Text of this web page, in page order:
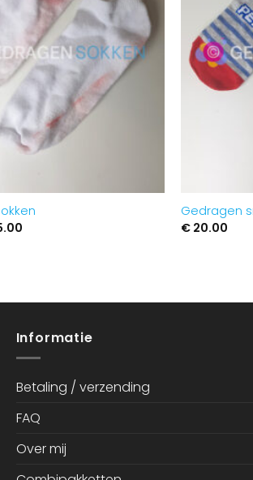
Gedragen
€20.00
Informatie
Betaling / verzending
FAQ
Over mij